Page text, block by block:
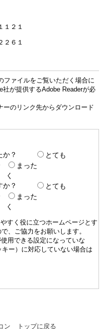
２１
６１
ファイルをご覧いただく場合に
社が提供するAdobe Readerが必
ーのリンク先からダウンロード
か？
とても
まった
く
か？
とても
まった
く
すく役に立つホームページとす
、ご協力をお願いします。
用できる設定になっていな
ー）に対応していない場合は
ン トップに戻る